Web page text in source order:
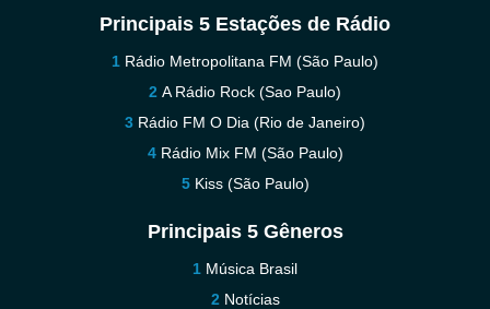
Principais 5 Estações de Rádio
Rádio Metropolitana FM (São Paulo)
A Rádio Rock (Sao Paulo)
Rádio FM O Dia (Rio de Janeiro)
Rádio Mix FM (São Paulo)
Kiss (São Paulo)
Principais 5 Gêneros
Música Brasil
Notícias